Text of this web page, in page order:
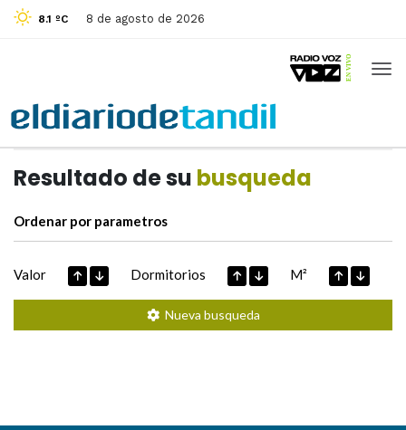
8.1 ºC 8 de agosto de 2026
Resultado de su busqueda
Ordenar por parametros
Valor Dormitorios M²
Nueva busqueda